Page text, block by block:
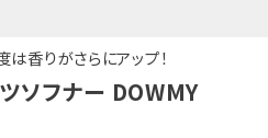
は香りがさらにアップ！
ソフナー DOWMY